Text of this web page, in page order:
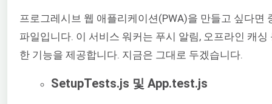
프로그레시브 웹 애플리케이션(PWA)을 만들고 싶다면
파일입니다. 이 서비스 워커는 푸시 알림, 오프라인 캐싱
한 기능을 제공합니다. 지금은 그대로 두겠습니다.
SetupTests.js 및 App.test.js